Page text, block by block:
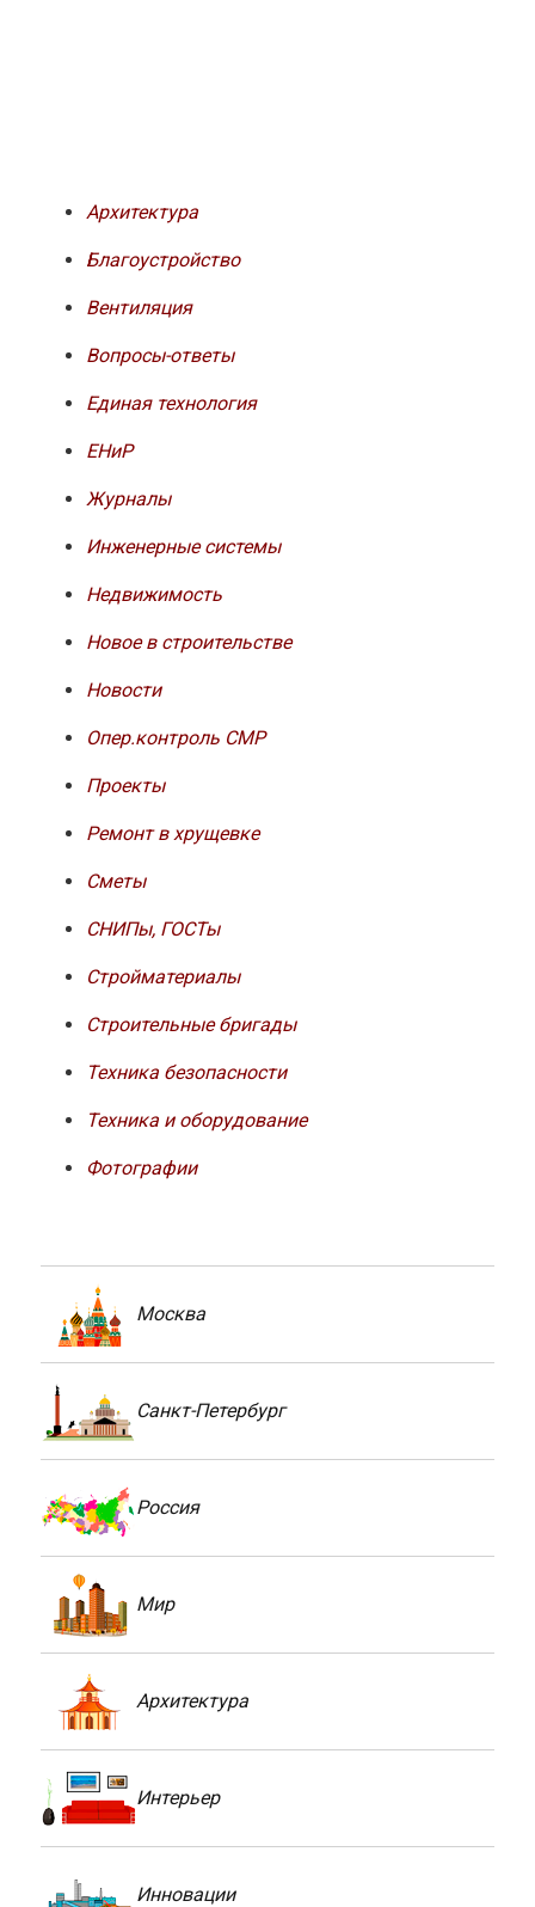
Архитектура
Благоустройство
Вентиляция
Вопросы-ответы
Единая технология
ЕНиР
Журналы
Инженерные системы
Недвижимость
Новое в строительстве
Новости
Опер.контроль СМР
Проекты
Ремонт в хрущевке
Сметы
СНИПы, ГОСТы
Стройматериалы
Строительные бригады
Техника безопасности
Техника и оборудование
Фотографии
Москва
Санкт-Петербург
Россия
Мир
Архитектура
Интерьер
Инновации